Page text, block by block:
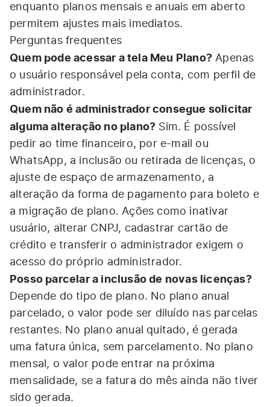
enquanto planos mensais e anuais em aberto
permitem ajustes mais imediatos.
Perguntas frequentes
Quem pode acessar a tela Meu Plano? Apenas
o usuário responsável pela conta, com perfil de
administrador.
Quem não é administrador consegue solicitar
alguma alteração no plano? Sim. É possível
pedir ao time financeiro, por e-mail ou
WhatsApp, a inclusão ou retirada de licenças, o
ajuste de espaço de armazenamento, a
alteração da forma de pagamento para boleto e
a migração de plano. Ações como inativar
usuário, alterar CNPJ, cadastrar cartão de
crédito e transferir o administrador exigem o
acesso do próprio administrador.
Posso parcelar a inclusão de novas licenças?
Depende do tipo de plano. No plano anual
parcelado, o valor pode ser diluído nas parcelas
restantes. No plano anual quitado, é gerada
uma fatura única, sem parcelamento. No plano
mensal, o valor pode entrar na próxima
mensalidade, se a fatura do mês ainda não tiver
sido gerada.